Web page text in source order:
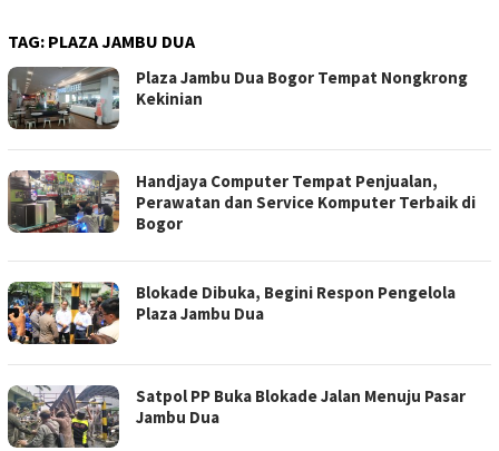
TAG: PLAZA JAMBU DUA
Plaza Jambu Dua Bogor Tempat Nongkrong
Kekinian
Handjaya Computer Tempat Penjualan,
Perawatan dan Service Komputer Terbaik di
Bogor
Blokade Dibuka, Begini Respon Pengelola
Plaza Jambu Dua
Satpol PP Buka Blokade Jalan Menuju Pasar
Jambu Dua